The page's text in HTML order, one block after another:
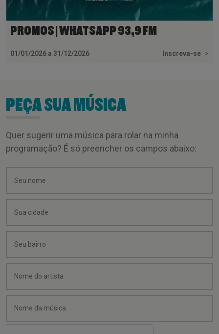
PROMOS | WHATSAPP 93,9 FM
01/01/2026 a 31/12/2026 Inscreva-se >
PEÇA SUA MÚSICA
Quer sugerir uma música para rolar na minha
programação? É só preencher os campos abaixo: